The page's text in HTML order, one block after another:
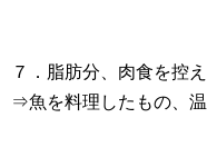
７．脂肪分、肉食を控
⇒魚を料理したもの、